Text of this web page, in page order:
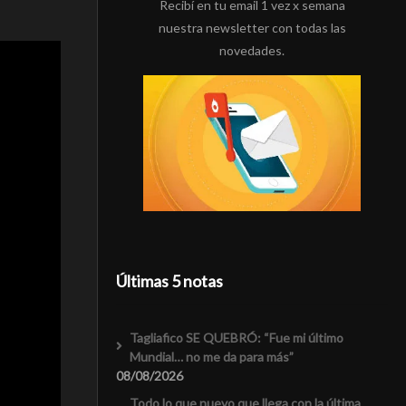
Recibí en tu email 1 vez x semana
nuestra newsletter con todas las
novedades.
Últimas 5 notas
Tagliafico SE QUEBRÓ: “Fue mi último
Mundial… no me da para más”
08/08/2026
Todo lo que nuevo que llega con la última